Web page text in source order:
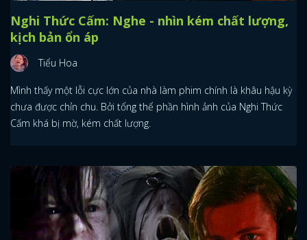
Nghi Thức Cấm: Nghe - nhìn kém chất lượng,
kịch bản ổn áp
Tiểu Hoa
Mình thấy một lỗi cực lớn của nhà làm phim chính là khâu hậu kỳ
chưa được chỉn chu. Bởi tổng thể phần hình ảnh của Nghi Thức
Cấm khá bị mờ, kém chất lượng.